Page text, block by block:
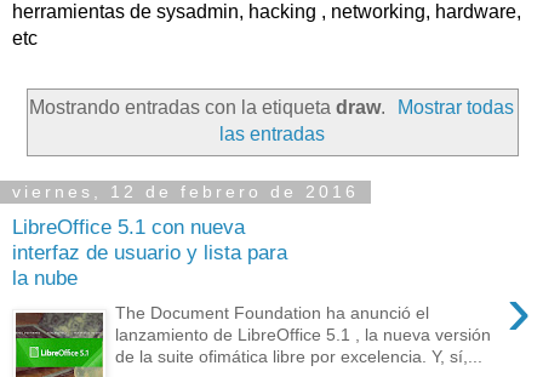
herramientas de sysadmin, hacking , networking, hardware,
etc
Mostrando entradas con la etiqueta draw.
Mostrar todas
las entradas
viernes, 12 de febrero de 2016
LibreOffice 5.1 con nueva
interfaz de usuario y lista para
la nube
›
The Document Foundation ha anunció el
lanzamiento de LibreOffice 5.1 , la nueva versión
de la suite ofimática libre por excelencia. Y, sí,...